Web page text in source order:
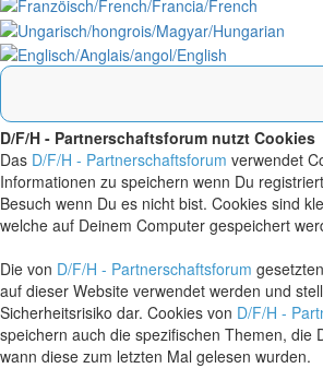
D/F/H - Partnerschaftsforum nutzt Cookies
Das D/F/H - Partnerschaftsforum verwendet
Informationen zu speichern wenn Du
Besuch wenn Du es nicht bist. Cookies sind
welche auf Deinem Computer gespeichert
Die von D/F/H - Partnerschaftsforum
auf dieser Website verwendet werden und
Sicherheitsrisiko dar. Cookies von D/F/H -
speichern auch die spezifischen Themen, die
wann diese zum letzten Mal gelesen wurden.